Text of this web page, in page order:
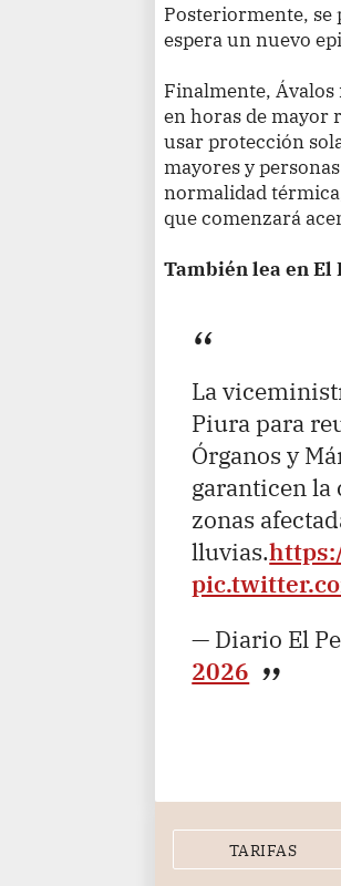
Posteriormente, se
espera un nuevo
Finalmente,
en horas de mayor
usar protección
mayores y
normalidad
que comenzará
También lea en El
La
Piura para
Órganos y
garanticen
zonas
lluvias.
— Diario El
2026
TARIFAS